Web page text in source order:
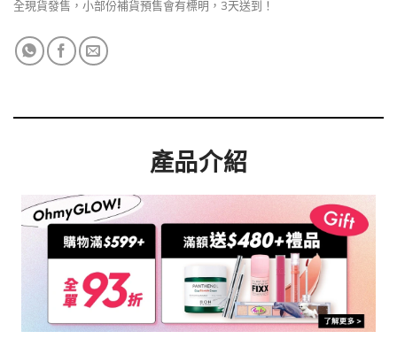
全現貨發售，小部份補貨預售會有標明，3天送到！
產品介紹